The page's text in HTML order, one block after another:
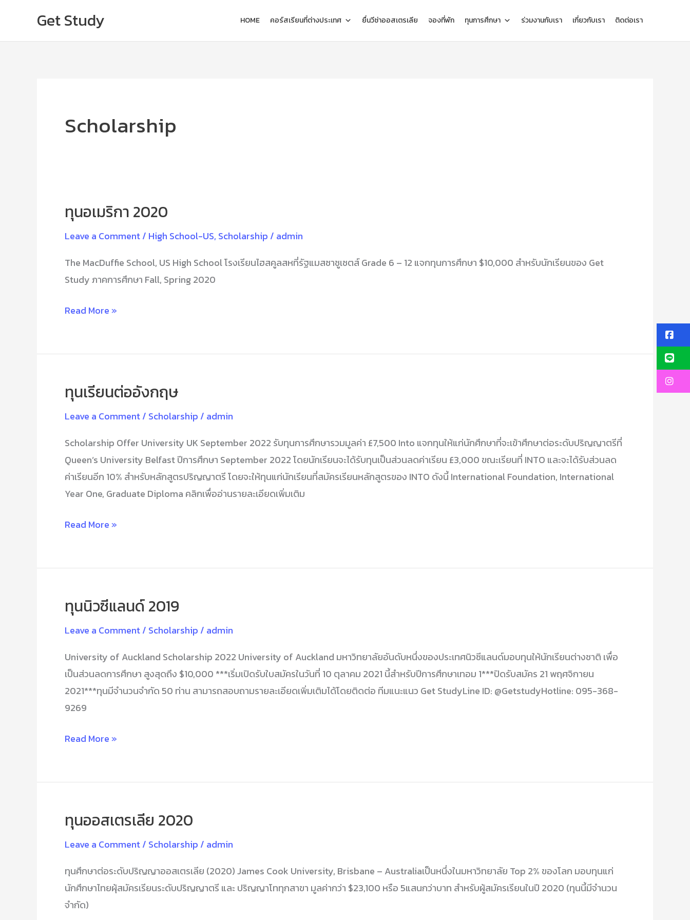
content
Get Study HOME คอร์สเรียนที่ต่างประเทศ ยื่นวีซ่าออสเตรเลีย จองที่พัก ทุนการศึกษา ร่วมงานกับเรา เกี่ยวกับเรา ติดต่อเรา
Scholarship
ทุนอเมริกา 2020
Leave a Comment/ High School-US, Scholarship / admin
The MacDuffie School, US High School โรงเรียนไฮสคูลสหที่รัฐแมสซาชูเซตส์ Grade 6 – 12 แจกทุนการศึกษา $10,000 สำหรับนักเรียนของ Get
Study ภาคการศึกษา Fall, Spring 2020
ทุน
2020
Read More »
ทุนเรียนต่ออังกฤษ
Leave a Comment/ Scholarship / admin
Scholarship Offer University UK September 2022 รับทุนการศึกษารวมมูลค่า £7,500 Into แจกทุนให้แก่นักศึกษาที่จะเข้าศึกษาต่อระดับปริญญาตรีที่
Queen’s University Belfast ปีการศึกษา September 2022 โดยนักเรียนจะได้รับทุนเป็นส่วนลดค่าเรียน £3,000 ขณะเรียนที่ INTO และจะได้รับส่วนลด
ค่าเรียนอีก 10% สำหรับหลักสูตรปริญญาตรี โดยจะให้ทุนแก่นักเรียนที่สมัครเรียนหลักสูตรของ INTO ดังนี้ International Foundation, International
Year One, Graduate Diploma คลิกเพื่ออ่านรายละเอียดเพิ่มเติม
ทุน
ต่อ
อังกฤษ
Read More »
ทุนนิวซีแลนด์ 2019
Leave a Comment/ Scholarship / admin
University of Auckland Scholarship 2022 University of Auckland มหาวิทยาลัยอันดับหนึ่งของประเทศนิวซีแลนด์มอบทุนให้นักเรียนต่างชาติ เพื่อ
เป็นส่วนลดการศึกษา สูงสุดถึง $10,000 ***เริ่มเปิดรับใบสมัครในวันที่ 10 ตุลาคม 2021 นี้สำหรับปีการศึกษาเทอม 1***ปิดรับสมัคร 21 พฤศจิกายน
2021***ทุนมีจำนวนจำกัด 50 ท่าน สามารถสอบถามรายละเอียดเพิ่มเติมได้โดยติดต่อ ทีมแนะแนว Get StudyLine ID: @GetstudyHotline: 095-368-
9269
ทุน
2019
Read More »
ทุนออสเตรเลีย 2020
Leave a Comment/ Scholarship / admin
ทุนศึกษาต่อระดับปริญญาออสเตรเลีย (2020)​ James Cook University, Brisbane – Australiaเป็นหนึ่งในมหาวิทยาลัย Top 2% ของโลก มอบทุนแก่
นักศึกษาไทยผุ้สมัครเรียนระดับปริญญาตรี และ ปริญญาโททุกสาขา มูลค่ากว่า $23,100 หรือ 5แสนกว่าบาท สำหรับผู้สมัครเรียนในปี 2020 (ทุนนี้มีจำนวน
จำกัด)
ทุน
2020